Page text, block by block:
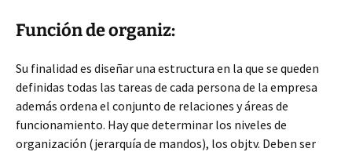
Función de organiz:
Su finalidad es diseñar una estructura en la que se queden
definidas todas las tareas de cada persona de la empresa
además ordena el conjunto de relaciones y áreas de
funcionamiento. Hay que determinar los niveles de
organización (jerarquía de mandos), los objtv. Deben ser